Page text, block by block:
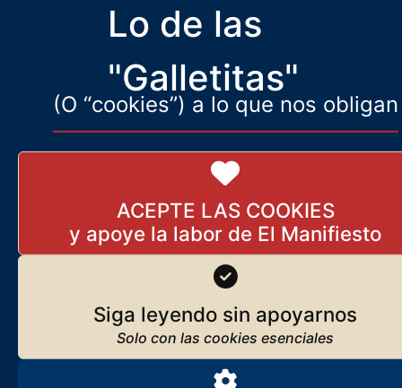
Lo de las
"Galletitas"
(O “cookies”) a lo que nos obligan
ACEPTE LAS COOKIES
Siga leyendo sin apoyarnos
En el día de ayer, a los sesenta y seis años de su edad, fallecía en